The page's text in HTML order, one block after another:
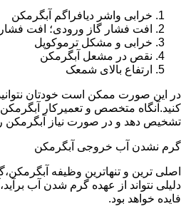
خرابی واشر دیافراگم آبگرمکن
افت فشار گاز ورودی؛ افت
خرابی و مشکل ترموکوپل
نقص در مشعل آبگرمکن
ارتفاع بالای شمعک
در این صورت ممکن است خودتان
کنید.آنگاه متخصص و تعمیرکار
تشخیص دهد و در صورت نیاز آبگرمکن
گرم نشدن آب خروجی آبگرمکن
اصلی ترین و تنهاترین وظیفه
دلیلی نتواند از عهده گرم شدن آب
فایده خواهد بود.